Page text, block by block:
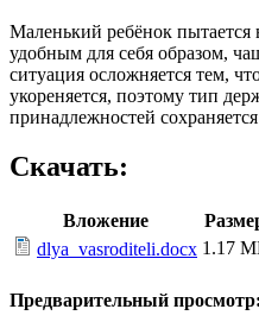
Маленький ребёнок пытается
удобным для себя образом,
ситуация осложняется тем,
укореняется, поэтому тип
принадлежностей
Скачать:
Вложение
dlya_vasroditeli.docx 1.17
Предварительный просмотр: